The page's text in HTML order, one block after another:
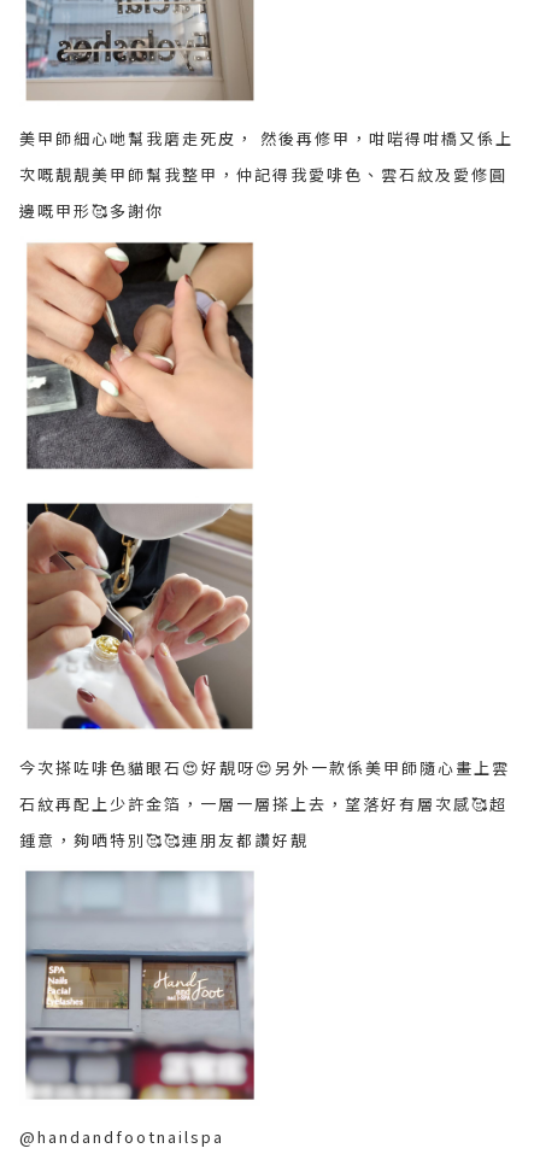
美甲師細心哋幫我磨走死皮， 然後再修甲，咁啱得咁橋又係上
次嘅靚靚美甲師幫我整甲，仲記得我愛啡色、雲石紋及愛修圓
邊嘅甲形🥰多謝你
今次搽咗啡色貓眼石😍好靚呀😍另外一款係美甲師隨心畫上雲
石紋再配上少許金箔，一層一層搽上去，望落好有層次感🥰超
鍾意，夠哂特別🥰🥰連朋友都讚好靚
@handandfootnailspa